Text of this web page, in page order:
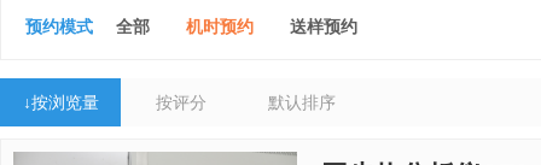
预约模式 全部 机时预约 送样预约
↓按浏览量 按评分 默认排序